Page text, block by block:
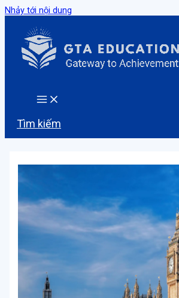
Nhảy tới nội dung
Tìm kiếm